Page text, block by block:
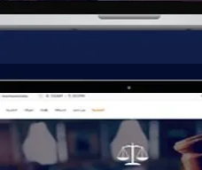
للمحاماة